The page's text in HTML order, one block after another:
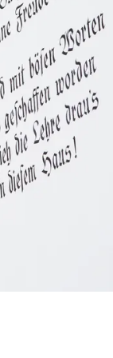
Identität
B.:
Fotos und
und
und